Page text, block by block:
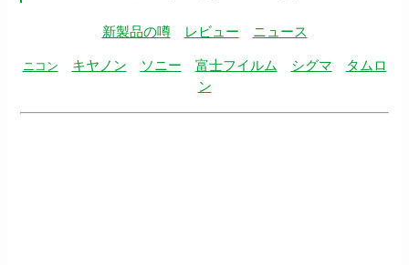
新製品の噂 レビュー ニュース
ニコン キヤノン ソニー 富士フイルム シグマ
タムロ
ン